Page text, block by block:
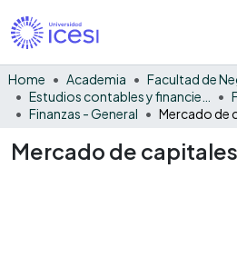
Home Academia
Finanzas - General
Mercado de
Mercado de